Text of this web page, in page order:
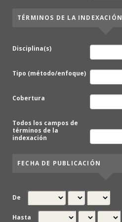
TÉRMINOS DE LA INDEXACIÓN
Disciplina(s)
Tipo (método/enfoque)
Cobertura
Todos los campos de
términos de la
indexación
FECHA DE PUBLICACIÓN
De
Hasta